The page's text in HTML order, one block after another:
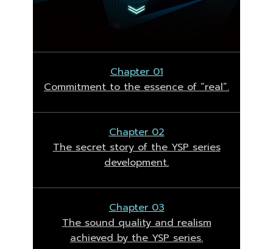
Chapter 01
Commitment to the essence of “real”.
Chapter 02
The secret story of the YSP series
development.
Chapter 03
The sound quality and realism
achieved by the YSP series.